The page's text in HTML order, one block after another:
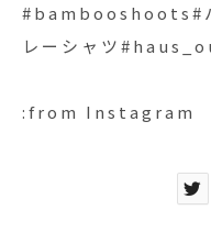
#bambooshoots#
レーシャツ
:from Instagram